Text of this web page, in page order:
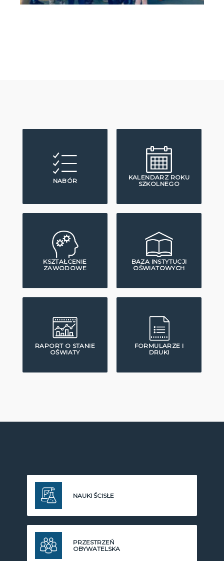
NABÓR
KALENDARZ ROKU
SZKOLNEGO
KSZTAŁCENIE
ZAWODOWE
BAZA INSTYTUCJI
OŚWIATOWYCH
RAPORT O STANIE
OŚWIATY
FORMULARZE I
DRUKI
NAUKI ŚCISŁE
PRZESTRZEŃ
OBYWATELSKA